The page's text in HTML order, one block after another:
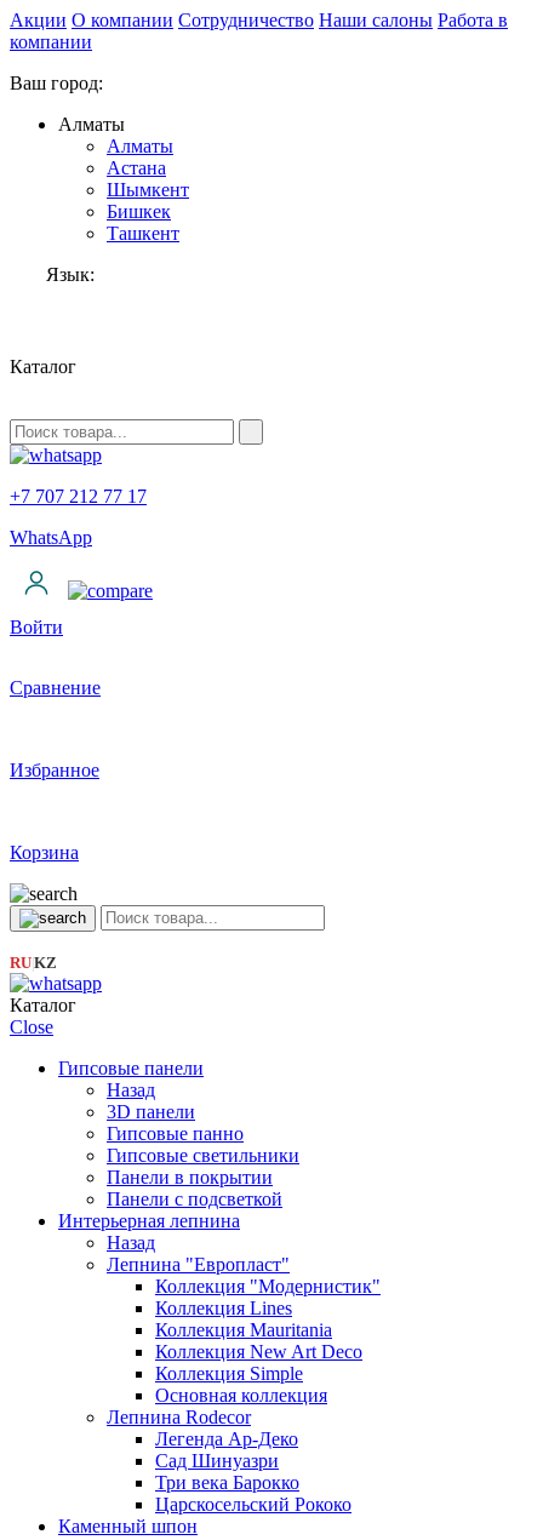
Акции О компании Сотрудничество Наши салоны Работа в
компании
Ваш город:
Алматы
Алматы
Астана
Шымкент
Бишкек
Ташкент
Язык:
Каталог
+7 707 212 77 17
WhatsApp
Войти
Сравнение
Избранное
Корзина
RU|KZ
Каталог
Close
Гипсовые панели
Назад
3D панели
Гипсовые панно
Гипсовые светильники
Панели в покрытии
Панели с подсветкой
Интерьерная лепнина
Назад
Лепнина "Европласт"
Коллекция "Модернистик"
Коллекция Lines
Коллекция Mauritania
Коллекция New Art Deco
Коллекция Simple
Основная коллекция
Лепнина Rodecor
Легенда Ар-Деко
Сад Шинуазри
Три века Барокко
Царскосельский Рококо
Каменный шпон